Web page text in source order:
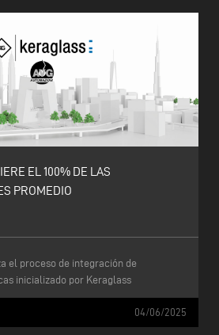
EL 100% DE LAS
PROMEDIO
el proceso de integración de
inicializado por Keraglass
04/06/2025